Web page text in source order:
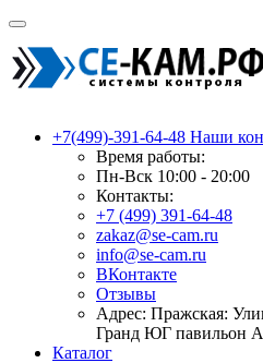
+7(499)-391-64-48 Наши
Время работы:
Пн-Вск 10:00 - 20:00
Контакты:
+7 (499) 391-64-48
zakaz@se-cam.ru
info@se-cam.ru
ВКонтакте
Отзывы
Адрес: Пражская:
Гранд ЮГ павильон
Каталог